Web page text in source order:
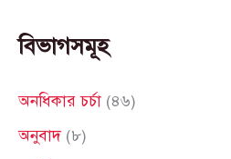
a
c
বিভাগসমূহ
অনধিকার চর্চা (৪৬)
অনুবাদ(৮)